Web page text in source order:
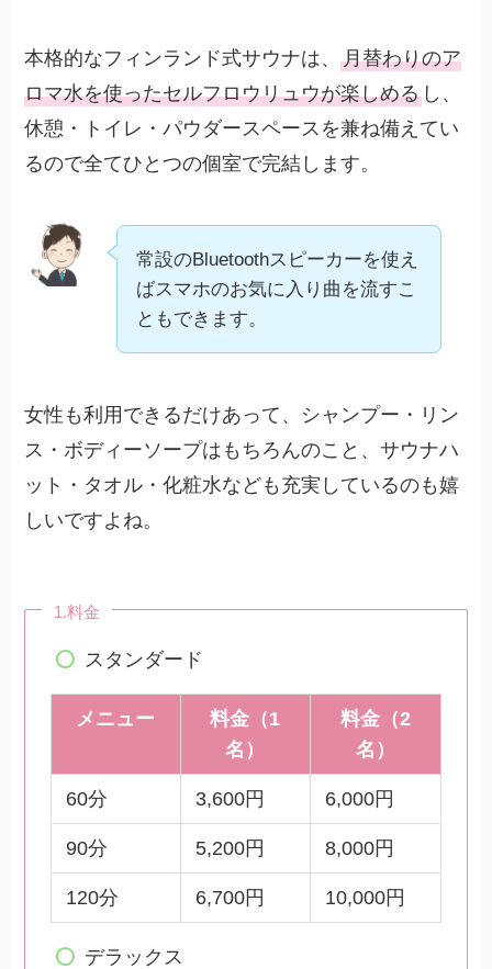
本格的なフィンランド式サウナは、月替わりのア
ロマ水を使ったセルフロウリュウが楽しめる し、
休憩・トイレ・パウダースペースを兼ね備えてい
るので全てひとつの個室で完結します。
常設のBluetoothスピーカーを使え
ばスマホのお気に入り曲を流すこ
ともできます。
女性も利用できるだけあって、シャンプー・リン
ス・ボディーソープはもちろんのこと、サウナハ
ット・タオル・化粧水なども充実しているのも嬉
しいですよね。
1.料金
スタンダード
メニュー
料金（1
名）
料金（2
名）
60分 3,600円 6,000円
90分 5,200円 8,000円
120分 6,700円 10,000円
デラックス